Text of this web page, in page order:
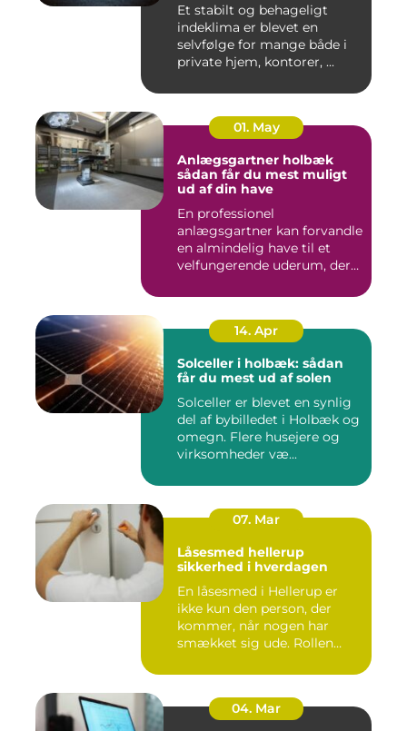
Et stabilt og behageligt
indeklima er blevet en
selvfølge for mange både i
private hjem, kontorer, ...
01. May
Anlægsgartner holbæk
sådan får du mest muligt
ud af din have
En professionel
anlægsgartner kan forvandle
en almindelig have til et
velfungerende uderum, der
14. Apr
Solceller i holbæk: sådan
får du mest ud af solen
Solceller er blevet en synlig
del af bybilledet i Holbæk og
omegn. Flere husejere og
virksomheder væ...
07. Mar
Låsesmed hellerup
sikkerhed i hverdagen
En låsesmed i Hellerup er
ikke kun den person, der
kommer, når nogen har
smækket sig ude. Rollen
04. Mar